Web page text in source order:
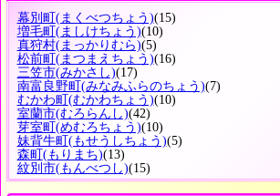
幕別町(まくべつちょう)(15)
増毛町(ましけちょう)(10)
真狩村(まっかりむら)(5)
松前町(まつまえちょう)(16)
三笠市(みかさし)(17)
南富良野町(みなみふらのちょう)(7)
むかわ町(むかわちょう)(10)
室蘭市(むろらんし)(42)
芽室町(めむろちょう)(10)
妹背牛町(もせうしちょう)(5)
森町(もりまち)(13)
紋別市(もんべつし)(15)